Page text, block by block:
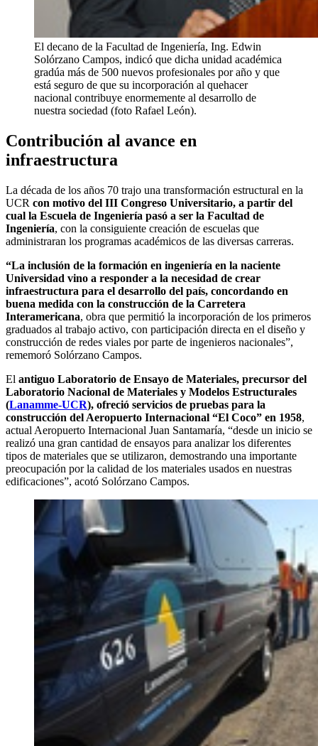
El decano de la Facultad de Ingeniería, Ing. Edwin
Solórzano Campos, indicó que dicha unidad académica
gradúa más de 500 nuevos profesionales por año y que
está seguro de que su incorporación al quehacer
nacional contribuye enormemente al desarrollo de
nuestra sociedad (foto Rafael León).
Contribución al avance en
infraestructura
La década de los años 70 trajo una transformación estructural en la
UCR con motivo del III Congreso Universitario, a partir del
cual la Escuela de Ingeniería pasó a ser la Facultad de
Ingeniería, con la consiguiente creación de escuelas que
administraran los programas académicos de las diversas carreras.
“La inclusión de la formación en ingeniería en la naciente
Universidad vino a responder a la necesidad de crear
infraestructura para el desarrollo del país, concordando en
buena medida con la construcción de la Carretera
Interamericana, obra que permitió la incorporación de los primeros
graduados al trabajo activo, con participación directa en el diseño y
construcción de redes viales por parte de ingenieros nacionales”,
rememoró Solórzano Campos.
El antiguo Laboratorio de Ensayo de Materiales, precursor del
Laboratorio Nacional de Materiales y Modelos Estructurales
(Lanamme-UCR), ofreció servicios de pruebas para la
construcción del Aeropuerto Internacional “El Coco” en 1958,
actual Aeropuerto Internacional Juan Santamaría, “desde un inicio se
realizó una gran cantidad de ensayos para analizar los diferentes
tipos de materiales que se utilizaron, demostrando una importante
preocupación por la calidad de los materiales usados en nuestras
edificaciones”, acotó Solórzano Campos.